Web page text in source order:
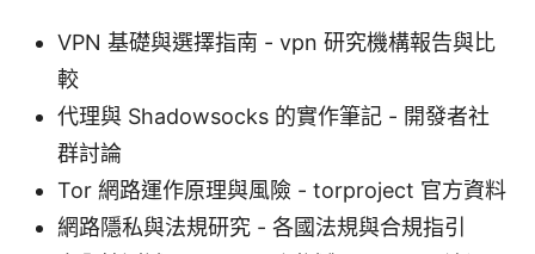
VPN 基礎與選擇指南 - vpn 研究機構報告與比
較
代理與 Shadowsocks 的實作筆記 - 開發者社
群討論
Tor 網路運作原理與風險 - torproject 官方資料
網路隱私與法規研究 - 各國法規與合規指引